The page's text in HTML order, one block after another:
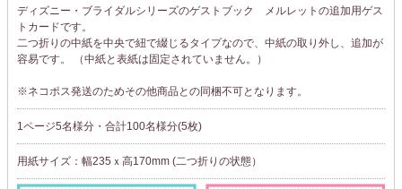
ディズニー・ブライダルシリーズのゲストブック メルレットの追加用ゲス
トカードです。
二つ折りの中紙を中央で紐で綴じるタイプなので、中紙の取り外し、追加が
容易です。 （中紙と表紙は固定されていません。）
※ネコポス発送のためその他商品との同梱不可となります。
1ページ5名様分・合計100名様分(5枚)
用紙サイズ：幅235ｘ高170mm (二つ折りの状態）